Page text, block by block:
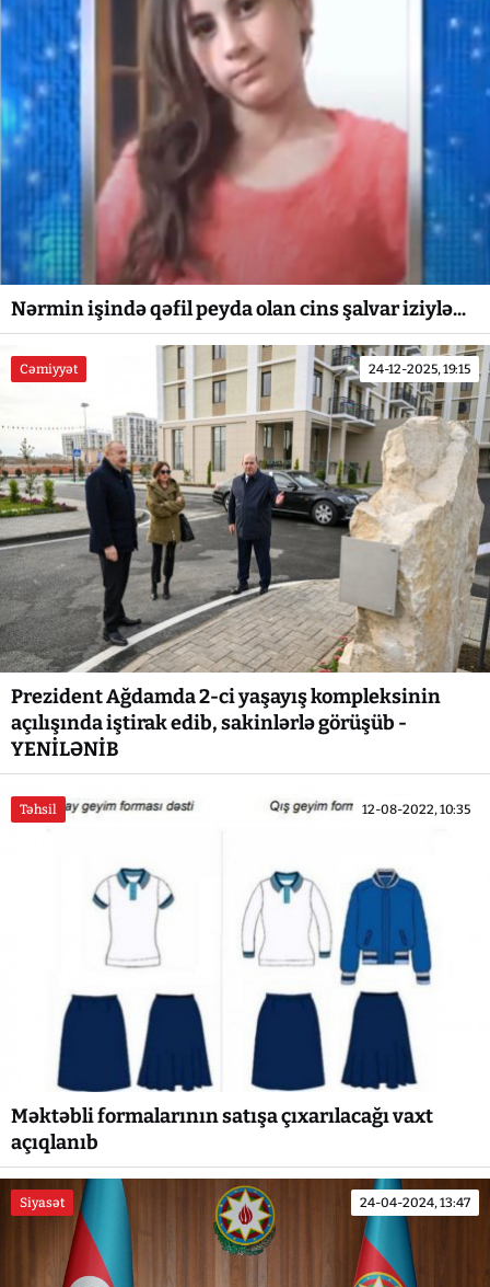
Nərmin işində qəfil peyda olan cins şalvar iziylə...
Cəmiyyət 24-12-2025, 19:15
Prezident Ağdamda 2-ci yaşayış kompleksinin
açılışında iştirak edib, sakinlərlə görüşüb -
YENİLƏNİB
Təhsil 12-08-2022, 10:35
Məktəbli formalarının satışa çıxarılacağı vaxt
açıqlanıb
Siyasət 24-04-2024, 13:47